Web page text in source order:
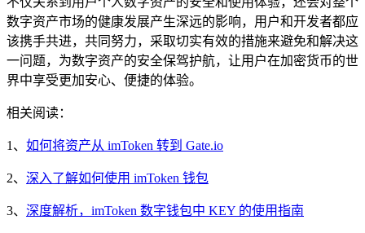
数字资产市场的健康发展产生深远的影响，用户和开发者都应
该携手共进，共同努力，采取切实有效的措施来避免和解决这
一问题，为数字资产的安全保驾护航，让用户在加密货币的世
界中享受更加安心、便捷的体验。
相关阅读：
1、 如何将资产从 imToken 转到 Gate.io
2、 深入了解如何使用 imToken 钱包
3、 深度解析，imToken 数字钱包中 KEY 的使用指南